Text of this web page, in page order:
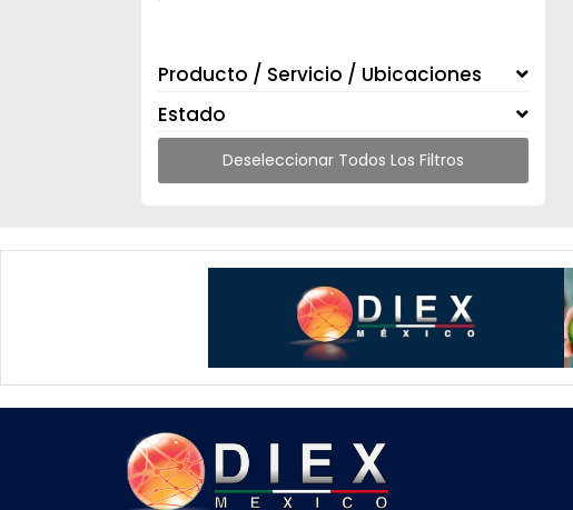
Producto / Servicio / Ubicaciones
Estado
Deseleccionar Todos Los Filtros